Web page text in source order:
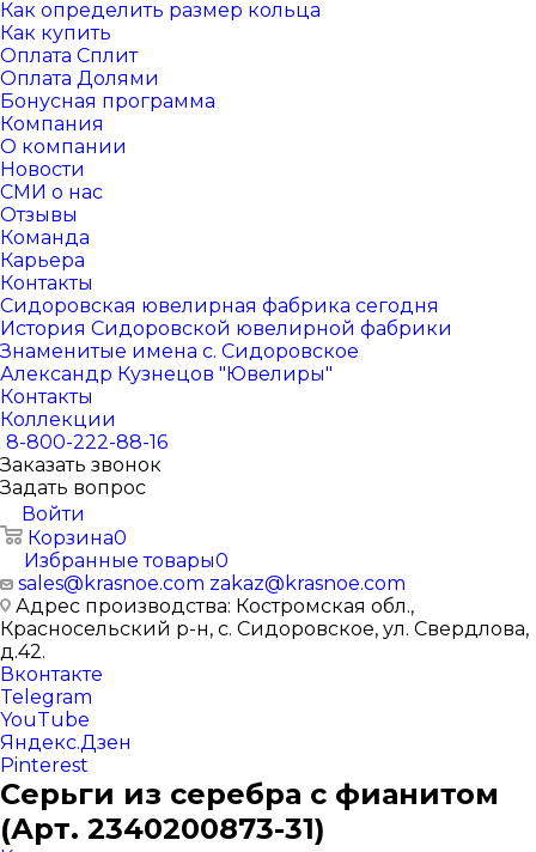
Как определить размер кольца
Как купить
Оплата Сплит
Оплата Долями
Бонусная программа
Компания
О компании
Новости
СМИ о нас
Отзывы
Команда
Карьера
Контакты
Сидоровская ювелирная фабрика сегодня
История Сидоровской ювелирной фабрики
Знаменитые имена с. Сидоровское
Александр Кузнецов "Ювелиры"
Контакты
Коллекции
8-800-222-88-16
Заказать звонок
Задать вопрос
Войти
Корзина0
Избранные товары0
sales@krasnoe.com zakaz@krasnoe.com
Адрес производства: Костромская обл.,
Красносельский р-н, с. Сидоровское, ул. Свердлова,
д.42.
Вконтакте
Telegram
YouTube
Яндекс.Дзен
Pinterest
Серьги из серебра с фианитом
(Арт. 2340200873-31)